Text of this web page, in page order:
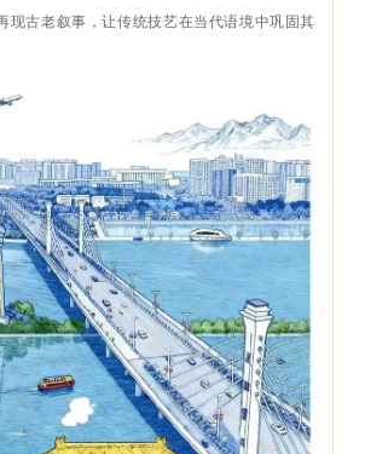
现古老叙事，让传统技艺在当代语境中巩固其